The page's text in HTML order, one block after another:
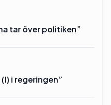
tar över politiken”
i regeringen”